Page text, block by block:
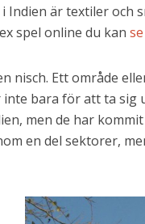
Indien är textiler och
spel online du kan
nisch. Ett område
bara för att ta sig
men de har
en del sektorer,